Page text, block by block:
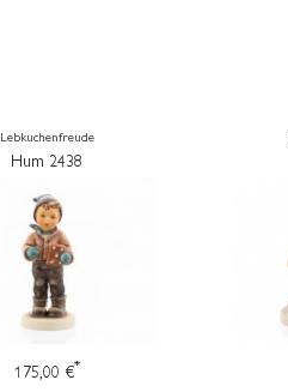
Lebkuchenfreude
Hum 2438
175,00 €*